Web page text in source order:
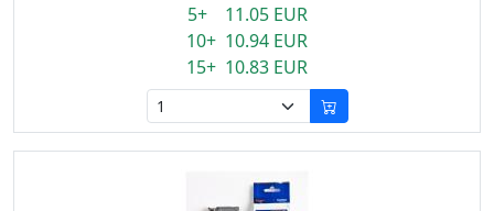
5+ 11.05 EUR
10+ 10.94 EUR
15+ 10.83 EUR